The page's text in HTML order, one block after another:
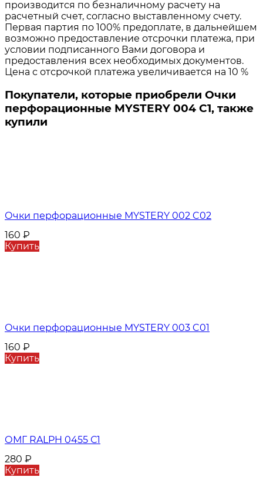
производится по безналичному расчету на
расчетный счет, согласно выставленному счету.
Первая партия по 100% предоплате, в дальнейшем
возможно предоставление отсрочки платежа, при
условии подписанного Вами договора и
предоставления всех необходимых документов.
Цена с отсрочкой платежа увеличивается на 10 %
Покупатели, которые приобрели Очки
перфорационные MYSTERY 004 C1, также
купили
Очки перфорационные MYSTERY 002 C02
160 ₽
Купить
Очки перфорационные MYSTERY 003 C01
160 ₽
Купить
ОМГ RALPH 0455 С1
280 ₽
Купить